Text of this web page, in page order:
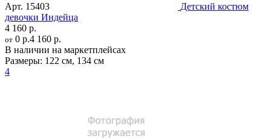
Арт. 15403
Детский костюм
девочки Индейца
4 160 р.
от 0 р.4 160 р.
В наличии на маркетплейсах
Размеры: 122 см, 134 см
4